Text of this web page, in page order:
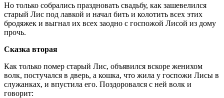
Но только собрались праздновать свадьбу, как зашевелился
старый Лис под лавкой и начал бить и колотить всех этих
бродяжек и выгнал их всех заодно с госпожой Лисой из дому
прочь.
Сказка вторая
Как только помер старый Лис, объявился вскоре женихом
волк, постучался в дверь, а кошка, что жила у госпожи Лисы в
служанках, и впустила его. Поздоровался с ней волк и
говорит: